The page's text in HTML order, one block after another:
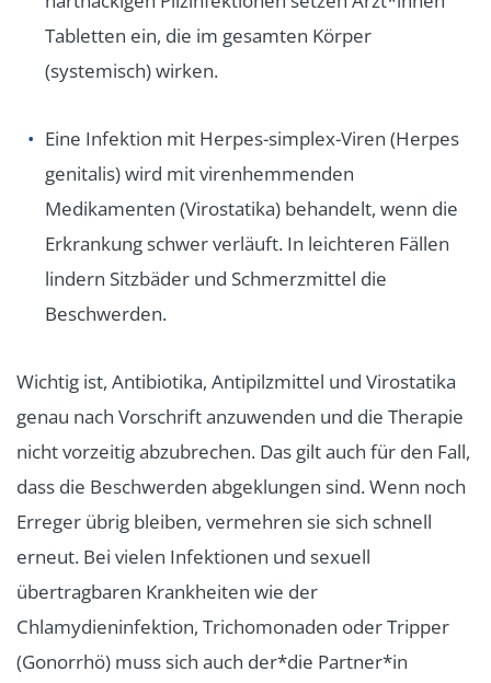
Tabletten ein, die im gesamten Körper
(systemisch) wirken.
Eine Infektion mit Herpes-simplex-Viren (Herpes
genitalis) wird mit virenhemmenden
Medikamenten (Virostatika) behandelt, wenn die
Erkrankung schwer verläuft. In leichteren Fällen
lindern Sitzbäder und Schmerzmittel die
Beschwerden.
Wichtig ist, Antibiotika, Antipilzmittel und Virostatika
genau nach Vorschrift anzuwenden und die Therapie
nicht vorzeitig abzubrechen. Das gilt auch für den Fall,
dass die Beschwerden abgeklungen sind. Wenn noch
Erreger übrig bleiben, vermehren sie sich schnell
erneut. Bei vielen Infektionen und sexuell
übertragbaren Krankheiten wie der
Chlamydieninfektion, Trichomonaden oder Tripper
(Gonorrhö) muss sich auch der*die Partner*in